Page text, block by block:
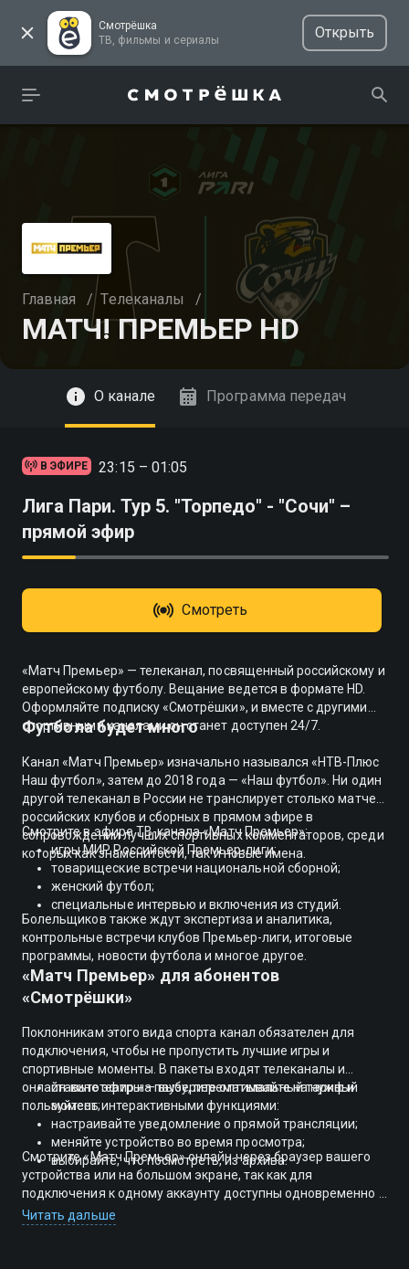
Смотрёшка
ТВ, фильмы и сериалы
Открыть
Главная / Телеканалы /
МАТЧ! ПРЕМЬЕР HD
О канале Программа передач
В ЭФИРЕ 23:15 – 01:05
Лига Пари. Тур 5. "Торпедо" - "Сочи" –
прямой эфир
Смотреть
«Матч Премьер» — телеканал, посвященный российскому и
европейскому футболу. Вещание ведется в формате HD.
Оформляйте подписку «Смотрёшки», и вместе с другими
спортивными каналами он станет доступен 24/7.
Футбола будет много
Канал «Матч Премьер» изначально назывался «НТВ-Плюс
Наш футбол», затем до 2018 года — «Наш футбол». Ни один
другой телеканал в России не транслирует столько матчей
российских клубов и сборных в прямом эфире в
сопровождении лучших спортивных комментаторов, среди
которых как знаменитости, так и новые имена.
Смотрите в эфире ТВ-канала «Матч Премьер»:
игры МИР Российской Премьер-лиги;
товарищеские встречи национальной сборной;
женский футбол;
специальные интервью и включения из студий.
Болельщиков также ждут экспертиза и аналитика,
контрольные встречи клубов Премьер-лиги, итоговые
программы, новости футбола и многое другое.
«Матч Премьер» для абонентов
«Смотрёшки»
Поклонникам этого вида спорта канал обязателен для
подключения, чтобы не пропустить лучшие игры и
спортивные моменты. В пакеты входят телеканалы и
онлайн-кинотеатры — выберите оптимальный тариф и
пользуйтесь интерактивными функциями:
ставьте эфир на паузу, перематывайте на нужный
момент;
настраивайте уведомление о прямой трансляции;
меняйте устройство во время просмотра;
выбирайте, что посмотреть, из архива.
Смотрите «Матч Премьер» онлайн через браузер вашего
устройства или на большом экране, так как для
подключения к одному аккаунту доступны одновременно 5
устройств.
Читать дальше